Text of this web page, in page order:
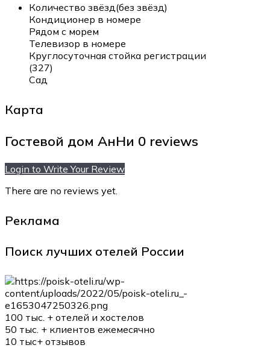
Количество звёзд(без звёзд)
Кондиционер в номере
Рядом с морем
Телевизор в номере
Круглосуточная стойка регистрации
(327)
Сад
Карта
Гостевой дом АнНи 0 reviews
Login to Write Your Review
There are no reviews yet.
Реклама
Поиск лучших отелей России
100 тыс. + отелей и хостелов
50 тыс. + клиентов ежемесячно
10 тыс+ отзывов